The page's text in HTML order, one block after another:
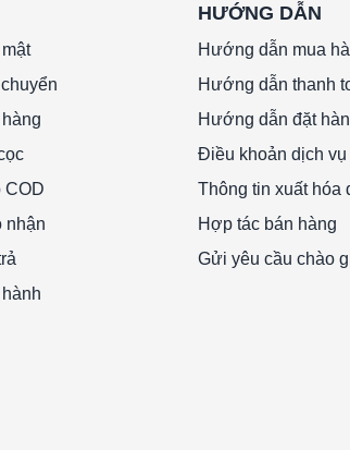
COD
nhận
HƯỚNG DẪN
Hướng dẫn mua
Hướng dẫn thanh
Hướng dẫn đặt
Điều khoản dịch vụ
Thông tin xuất hóa
Hợp tác bán hàng
Gửi yêu cầu chào